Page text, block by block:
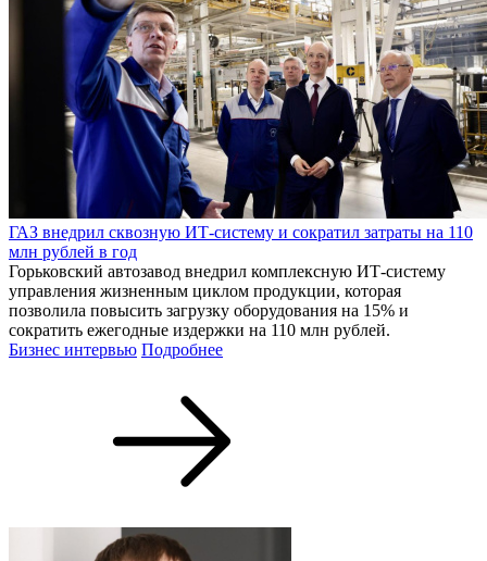
ГАЗ внедрил сквозную ИТ-систему и сократил затраты на 110
млн рублей в год
Горьковский автозавод внедрил комплексную ИТ-систему
управления жизненным циклом продукции, которая
позволила повысить загрузку оборудования на 15% и
сократить ежегодные издержки на 110 млн рублей.
Бизнес интервью Подробнее